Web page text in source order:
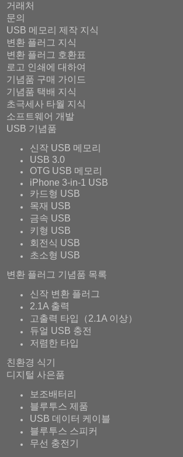
거래처
문의
USB 메모리 제작 지식
변환 플러그 지식
변환 플러그 호환표
로고 인쇄에 대하여
기념품 구매 가이드
기념품 택배 지식
초극세사 타월 지식
소프트웨어 개발
USB 기념품
신작 USB 메모리
USB 3.0
OTG USB 메모리
iPhone 3-in-1 USB
카드형 USB
목재 USB
금속 USB
키형 USB
회전식 USB
초소형 USB
변환 플러그 기념품 목록
신작 변환 플러그
2.1A 출력
고출력 타입（2.1A 이상）
듀얼 USB 충전
저렴한 타입
친환경 식기
디지털 사은품
보조배터리
블루투스 제품
USB 데이터 케이블
블루투스 스피커
무선 충전기